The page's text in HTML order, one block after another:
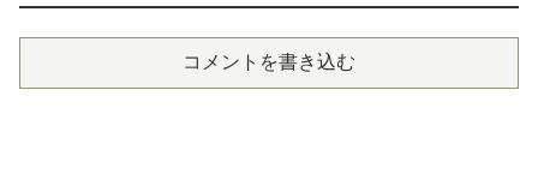
コメントを書き込む